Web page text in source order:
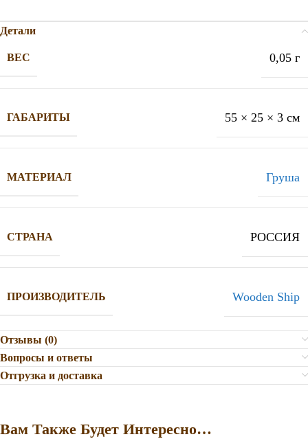
Детали
ВЕС 0,05 г
ГАБАРИТЫ 55 × 25 × 3 см
МАТЕРИАЛ Груша
СТРАНА РОССИЯ
ПРОИЗВОДИТЕЛЬ Wooden Ship
Отзывы (0)
Вопросы и ответы
Отгрузка и доставка
Вам Также Будет Интересно…